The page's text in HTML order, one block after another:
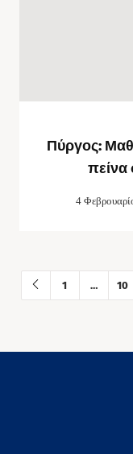
Πύργος:
πείνα
4
1 … 10